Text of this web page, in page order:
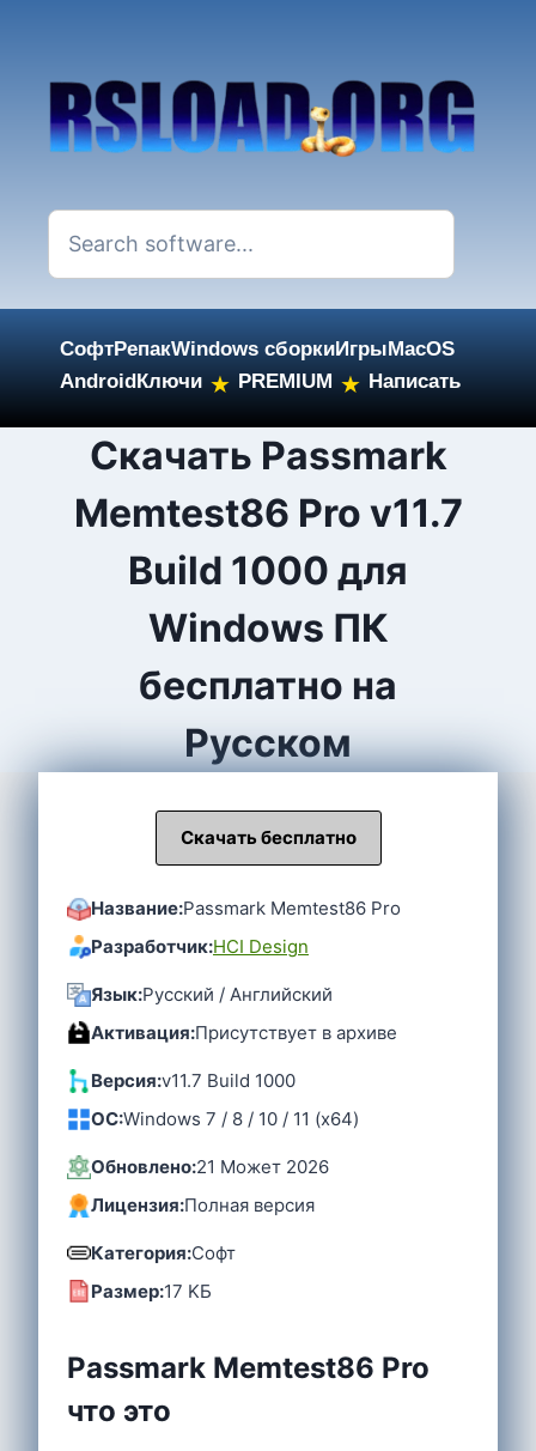
СофтРепакWindows сборкиИгрыMacOS
AndroidКлючи ★ PREMIUM ★ Написать
Скачать Passmark
Memtest86 Pro v11.7
Build 1000 для
Windows ПК
бесплатно на
Русском
Скачать бесплатно
Название:Passmark Memtest86 Pro
Разработчик:HCI Design
Язык:Русский / Английский
Активация:Присутствует в архиве
Версия:v11.7 Build 1000
OC:Windows 7 / 8 / 10 / 11 (x64)
Обновлено:21 Может 2026
Лицензия:Полная версия
Категория:Софт
Размер:17 KБ
Passmark Memtest86 Pro
что это